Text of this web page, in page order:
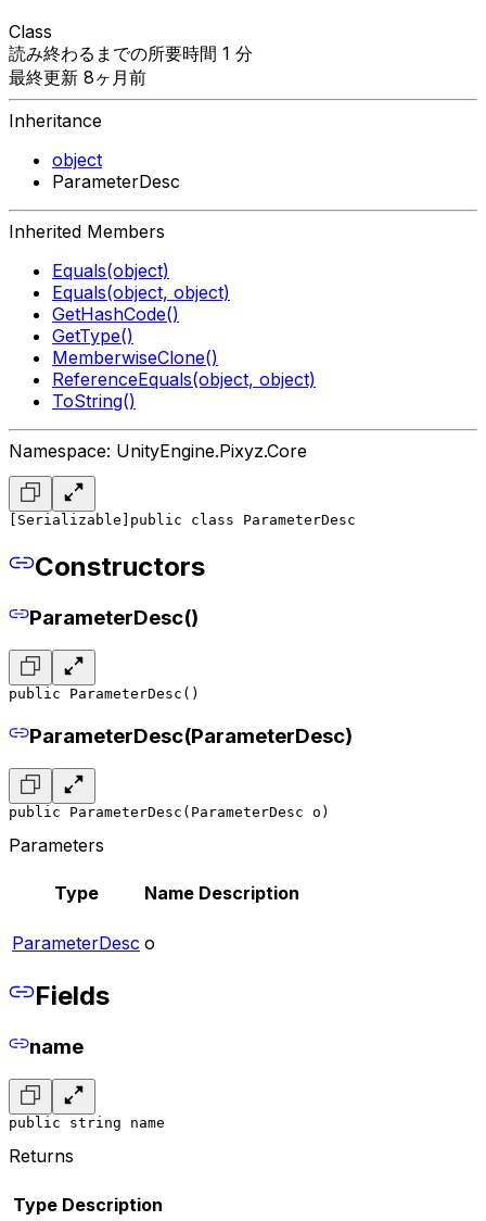
Class
読み終わるまでの所要時間 1 分
最終更新 8ヶ月前
Inheritance
object
ParameterDesc
Inherited Members
Equals(object)
Equals(object, object)
GetHashCode()
GetType()
MemberwiseClone()
ReferenceEquals(object, object)
ToString()
Namespace: UnityEngine.Pixyz.Core
[Serializable] public class ParameterDesc
Constructors
ParameterDesc()
public ParameterDesc()
ParameterDesc(ParameterDesc)
public ParameterDesc(ParameterDesc o)
Parameters
Type Name Description
ParameterDesc o
Fields
name
public string name
Returns
Type Description